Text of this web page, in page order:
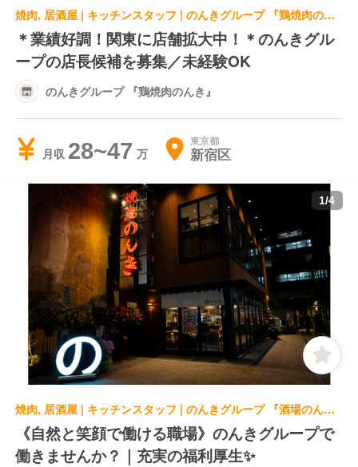
焼肉, 居酒屋 | キッチンスタッフ | のんきグループ 『鶏焼肉のんき』
＊業績好調！関東に店舗拡大中！＊のんきグル
ープの店長候補を募集／未経験OK
のんきグループ 『鶏焼肉のんき』
月収 28~47 東京都
新宿区
1/4
焼肉, 居酒屋 | キッチンスタッフ | のんきグループ 『酒場のんき』
《自然と笑顔で働ける職場》のんきグループで
働きませんか？｜充実の福利厚生✨